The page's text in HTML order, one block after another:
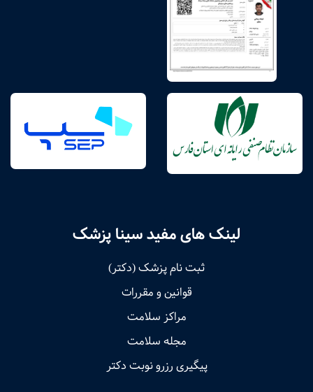
لینک های مفید سینا پزشک
ثبت نام پزشک (دکتر)
قوانین و مقررات
مراکز سلامت
مجله سلامت
پیگیری رزرو نوبت دکتر